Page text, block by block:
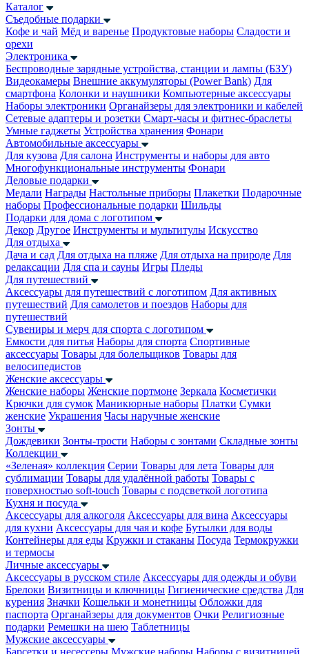
Каталог
Съедобные подарки
Кофе и чай Мёд и варенье Продуктовые наборы Сладости и
орехи
Электроника
Беспроводные зарядные устройства, станции и лампы (БЗУ)
Видеокамеры Внешние аккумуляторы (Power Bank) Для
смартфона Колонки и наушники Компьютерные аксессуары
Наборы электроники Органайзеры для электроники и кабелей
Сетевые адаптеры и розетки Смарт-часы и фитнес-браслеты
Умные гаджеты Устройства хранения Фонари
Автомобильные аксессуары
Для кузова Для салона Инструменты и наборы для авто
Многофункциональные инструменты Фонари
Деловые подарки
Медали Награды Настольные приборы Плакетки Подарочные
наборы Профессиональные подарки Шильды
Подарки для дома с логотипом
Декор Другое Инструменты и мультитулы Искусство
Для отдыха
Дача и сад Для отдыха на пляже Для отдыха на природе Для
релаксации Для спа и сауны Игры Пледы
Для путешествий
Аксессуары для путешествий с логотипом Для активных
путешествий Для самолетов и поездов Наборы для
путешествий
Сувениры и мерч для спорта с логотипом
Емкости для питья Наборы для спорта Спортивные
аксессуары Товары для болельщиков Товары для
велосипедистов
Женские аксессуары
Женские наборы Женские портмоне Зеркала Косметички
Крючки для сумок Маникюрные наборы Платки Сумки
женские Украшения Часы наручные женские
Зонты
Дождевики Зонты-трости Наборы с зонтами Складные зонты
Коллекции
«Зеленая» коллекция Серии Товары для лета Товары для
сублимации Товары для удалённой работы Товары с
поверхностью soft-touch Товары с подсветкой логотипа
Кухня и посуда
Аксессуары для алкоголя Аксессуары для вина Аксессуары
для кухни Аксессуары для чая и кофе Бутылки для воды
Контейнеры для еды Кружки и стаканы Посуда Термокружки
и термосы
Личные аксессуары
Аксессуары в русском стиле Аксессуары для одежды и обуви
Брелоки Визитницы и ключницы Гигиенические средства Для
курения Значки Кошельки и монетницы Обложки для
паспорта Органайзеры для документов Очки Религиозные
подарки Ремешки на шею Таблетницы
Мужские аксессуары
Барсетки и несессеры Мужские наборы Наборы с визитницей